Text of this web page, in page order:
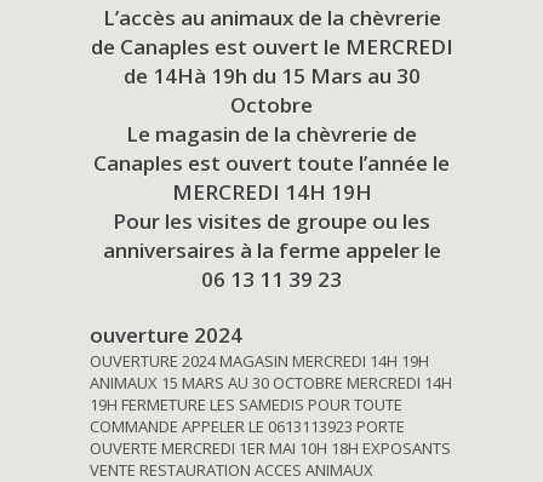
L’accès au animaux de la chèvrerie
de Canaples est ouvert le MERCREDI
de 14Hà 19h du 15 Mars au 30
Octobre
Le magasin de la chèvrerie de
Canaples est ouvert toute l’année le
MERCREDI 14H 19H
Pour les visites de groupe ou les
anniversaires à la ferme appeler le
06 13 11 39 23
ouverture 2024
OUVERTURE 2024 MAGASIN MERCREDI 14H 19H
ANIMAUX 15 MARS AU 30 OCTOBRE MERCREDI 14H
19H FERMETURE LES SAMEDIS POUR TOUTE
COMMANDE APPELER LE 0613113923 PORTE
OUVERTE MERCREDI 1ER MAI 10H 18H EXPOSANTS
VENTE RESTAURATION ACCES ANIMAUX